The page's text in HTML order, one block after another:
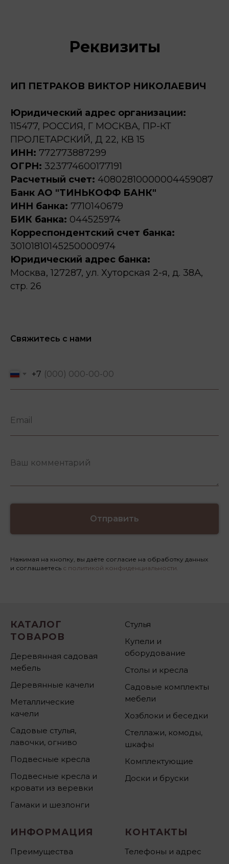
Реквизиты
ИП ПЕТРАКОВ ВИКТОР НИКОЛАЕВИЧ
Юридический адрес организации:
115477, РОССИЯ, Г МОСКВА, ПР-КТ
ПРОЛЕТАРСКИЙ, Д 22, КВ 15
ИНН: 772773887299
ОГРН: 323774600177191
Расчетный счет: 40802810000004459087
Банк АО "ТИНЬКОФФ БАНК"
ИНН банка: 7710140679
БИК банка: 044525974
Корреспондентский счет банка:
30101810145250000974
Юридический адрес банка:
Москва, 127287, ул. Хуторская 2-я, д. 38А,
стр. 26
Свяжитесь с нами
+7
Отправить
Нажимая на кнопку, вы даёте согласие на обработку данных
и соглашаетесь с политикой конфиденциальности.
КАТАЛОГ
ТОВАРОВ
Деревянная садовая
мебель
Деревянные качели
Металлические
качели
Садовые стулья,
лавочки, огниво
Подвесные кресла
Подвесные кресла и
кровати из веревки
Гамаки и шезлонги
Стулья
Купели и
оборудование
Столы и кресла
Садовые комплекты
мебели
Хозблоки и беседки
Стеллажи, комоды,
шкафы
Комплектующие
Доски и бруски
ИНФОРМАЦИЯ
Преимущества
КОНТАКТЫ
Телефоны и адрес